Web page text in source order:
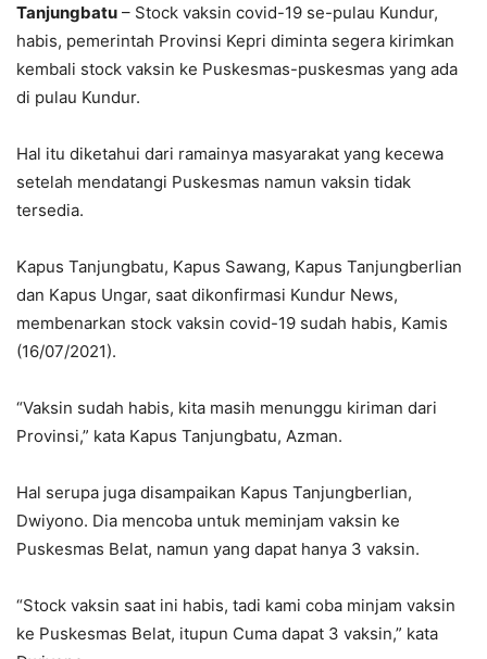
Tanjungbatu – Stock vaksin covid-19 se-pulau Kundur,
habis, pemerintah Provinsi Kepri diminta segera kirimkan
kembali stock vaksin ke Puskesmas-puskesmas yang ada
di pulau Kundur.
Hal itu diketahui dari ramainya masyarakat yang kecewa
setelah mendatangi Puskesmas namun vaksin tidak
tersedia.
Kapus Tanjungbatu, Kapus Sawang, Kapus Tanjungberlian
dan Kapus Ungar, saat dikonfirmasi Kundur News,
membenarkan stock vaksin covid-19 sudah habis, Kamis
(16/07/2021).
“Vaksin sudah habis, kita masih menunggu kiriman dari
Provinsi,” kata Kapus Tanjungbatu, Azman.
Hal serupa juga disampaikan Kapus Tanjungberlian,
Dwiyono. Dia mencoba untuk meminjam vaksin ke
Puskesmas Belat, namun yang dapat hanya 3 vaksin.
“Stock vaksin saat ini habis, tadi kami coba minjam vaksin
ke Puskesmas Belat, itupun Cuma dapat 3 vaksin,” kata